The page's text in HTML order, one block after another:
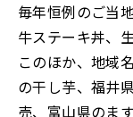
毎年恒例のご当
牛ステーキ丼、
このほか、地域
の干し芋、福井
売、富山県のま